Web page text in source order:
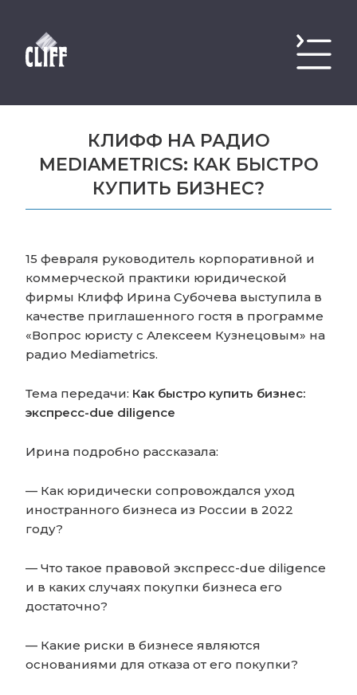
КЛИФФ НА РАДИО
MEDIAMETRICS: КАК БЫСТРО
КУПИТЬ БИЗНЕС?
15 февраля руководитель корпоративной и
коммерческой практики юридической
фирмы Клифф Ирина Субочева выступила в
качестве приглашенного гостя в программе
«Вопрос юристу с Алексеем Кузнецовым» на
радио Mediametrics.
Тема передачи: Как быстро купить бизнес:
экспресс-due diligence
Ирина подробно рассказала:
— Как юридически сопровождался уход
иностранного бизнеса из России в 2022
году?
— Что такое правовой экспресс-due diligence
и в каких случаях покупки бизнеса его
достаточно?
— Какие риски в бизнесе являются
основаниями для отказа от его покупки?